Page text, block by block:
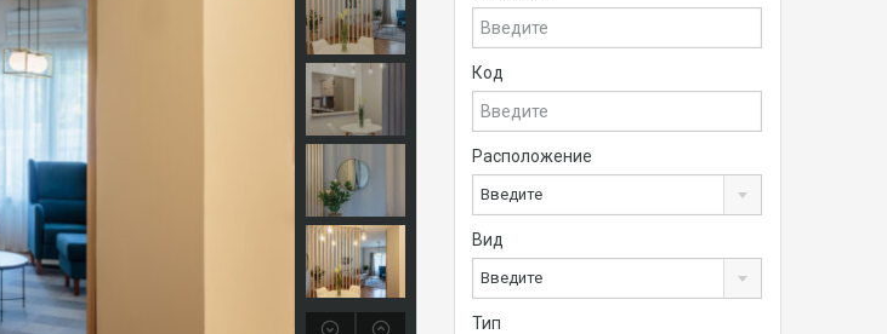
Код
Расположение
Введите
Вид
Введите
Тип